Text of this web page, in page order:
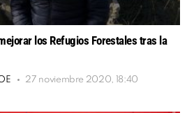
los Refugios Forestales tras la
27 noviembre 2020, 18:40